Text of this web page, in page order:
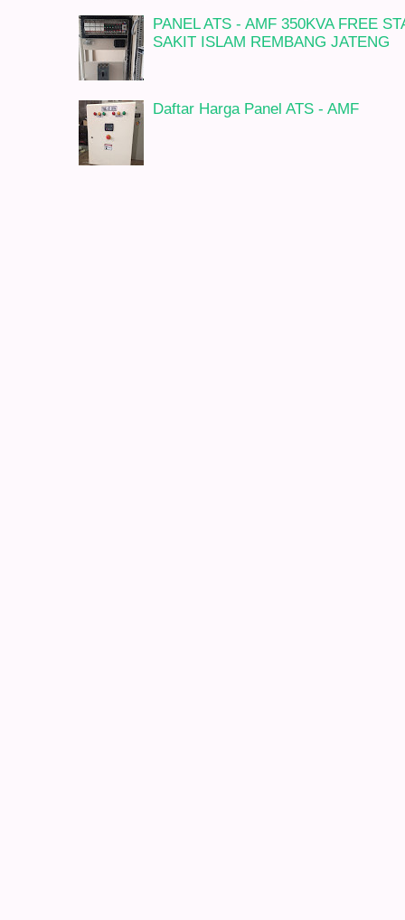
PANEL ATS - AMF 350KVA FREE
SAKIT ISLAM REMBANG JATENG
Daftar Harga Panel ATS - AMF